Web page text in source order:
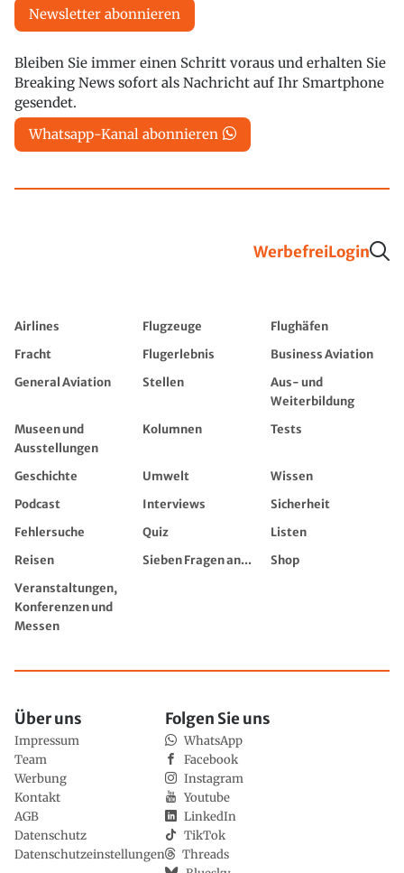
Newsletter abonnieren
Bleiben Sie immer einen Schritt voraus und erhalten Sie
Breaking News sofort als Nachricht auf Ihr Smartphone
gesendet.
Whatsapp-Kanal abonnieren
WerbefreiLogin
Airlines Flugzeuge
Flughäfen
Fracht
Flugerlebnis
Business Aviation
General Aviation
Stellen
Aus- und
Weiterbildung
Museen und
Ausstellungen
Kolumnen Tests
Geschichte Umwelt
Wissen
Podcast
Interviews
Sicherheit
Fehlersuche
Quiz
Listen
Reisen
Sieben Fragen an...
Shop
Veranstaltungen,
Konferenzen und
Messen
Über uns
Impressum
Team
Werbung
Kontakt
AGB
Datenschutz
Datenschutzeinstellungen
Folgen Sie uns
WhatsApp
Facebook
Instagram
Youtube
LinkedIn
TikTok
Threads